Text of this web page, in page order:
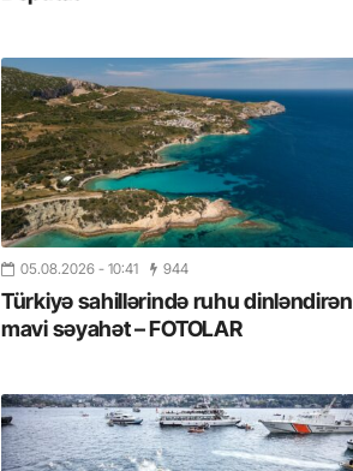
05.08.2026 - 10:41 944
Türkiyə sahillərində ruhu dinləndirən
mavi səyahət – FOTOLAR